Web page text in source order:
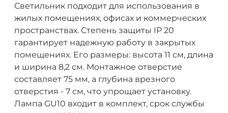
Светильник подходит для использования в
жилых помещениях, офисах и коммерческих
пространствах. Степень защиты IP 20
гарантирует надежную работу в закрытых
помещениях. Его размеры: высота 11 см, длина
и ширина 8,2 см. Монтажное отверстие
составляет 75 мм, а глубина врезного
отверстия - 7 см, что упрощает установку.
Лампа GU10 входит в комплект, срок службы